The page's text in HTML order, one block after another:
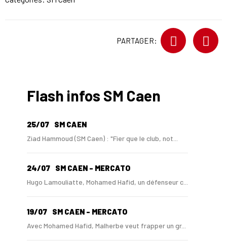
PARTAGER:
Flash infos SM Caen
25/07 SM CAEN
Ziad Hammoud (SM Caen) : "Fier que le club, not...
24/07 SM CAEN - MERCATO
Hugo Lamouliatte, Mohamed Hafid, un défenseur c...
19/07 SM CAEN - MERCATO
Avec Mohamed Hafid, Malherbe veut frapper un gr...